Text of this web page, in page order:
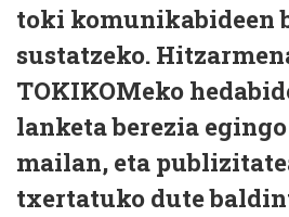
toki komunikabideen
sustatzeko.
TOKIKOMeko
lanketa berezia
mailan, eta
txertatuko dute